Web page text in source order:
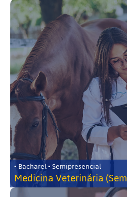
• Bacharel • Semipresencial
Medicina Veterinária